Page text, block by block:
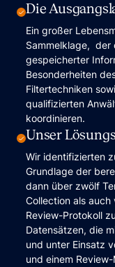
Die
Ein großer
Sammelklage, der
gespeicherter
Besonderheiten
Filtertechniken
qualifizierten
koordinieren.
Unser
Wir identifizierten
Grundlage der
dann über zwölf
Collection als
Review-Protokoll
Datensätzen, die
und unter Einsatz
und einem